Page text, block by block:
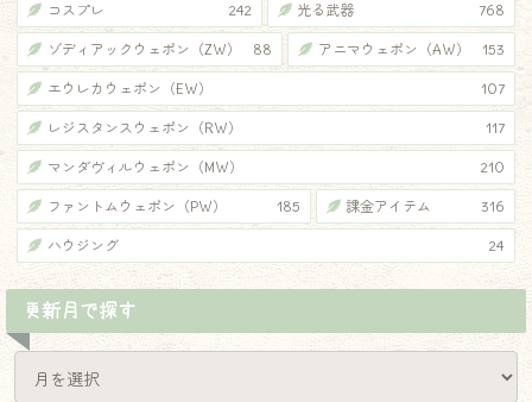
コスプレ 242 光る武器 768
ゾディアックウェポン（ZW） 88 アニマウェポン（AW） 153
エウレカウェポン（EW） 107
レジスタンスウェポン（RW） 117
マンダヴィルウェポン（MW） 210
ファントムウェポン（PW） 185 課金アイテム 316
ハウジング 24
更新月で探す